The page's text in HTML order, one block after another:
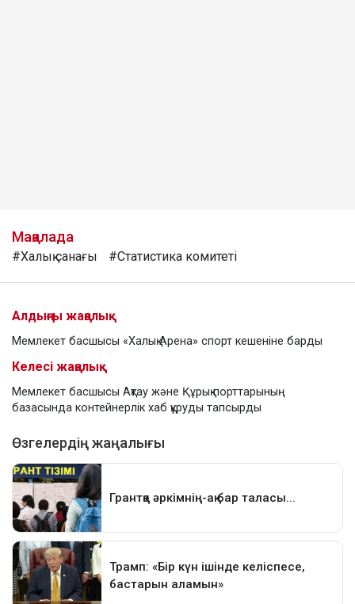
Мақалада
#Халық санағы #Статистика комитеті
Алдыңғы жаңалық
Мемлекет басшысы «Халық Арена» спорт кешеніне барды
Келесі жаңалық
Мемлекет басшысы Ақтау және Құрық порттарының
базасында контейнерлік хаб құруды тапсырды